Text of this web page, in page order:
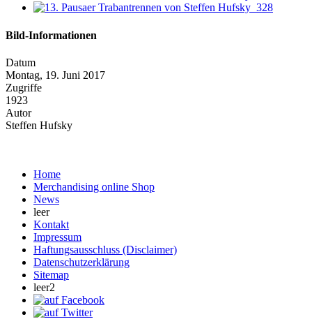
Bild-Informationen
Datum
Montag, 19. Juni 2017
Zugriffe
1923
Autor
Steffen Hufsky
Home
Merchandising online Shop
News
leer
Kontakt
Impressum
Haftungsausschluss (Disclaimer)
Datenschutzerklärung
Sitemap
leer2